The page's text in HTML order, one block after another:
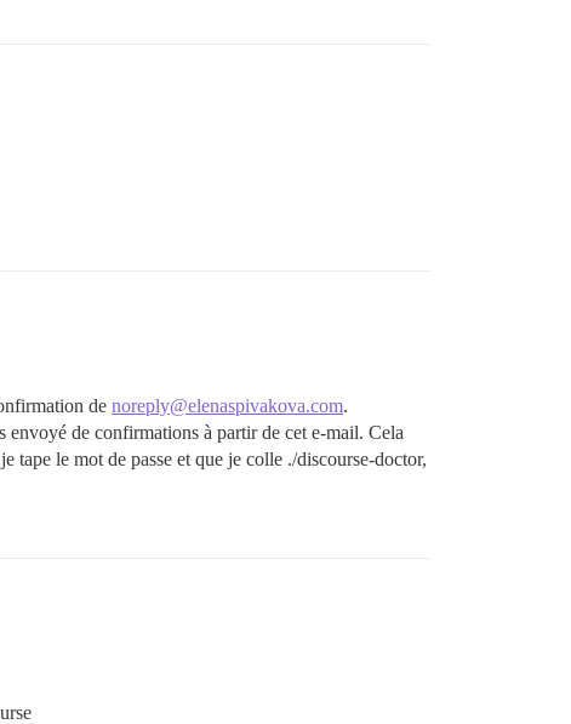
de noreply@elenaspivakova.com.
envoyé de confirmations à partir de cet e-mail. Cela
tape le mot de passe et que je colle ./discourse-doctor,